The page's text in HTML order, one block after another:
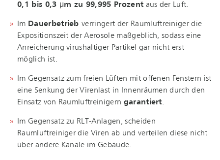
0,1 bis 0,3 μm zu 99,995 Prozent aus der Luft.
Im Dauerbetriebverringert der Raumluftreiniger die
Expositionszeit der Aerosole maßgeblich, sodass eine
Anreicherung virushaltiger Partikel gar nicht erst
möglich ist.
Im Gegensatz zum freien Lüften mit offenen Fenstern ist
eine Senkung der Virenlast in Innenräumen durch den
Einsatz von Raumluftreinigern garantiert.
Im Gegensatz zu RLT-Anlagen, scheiden
Raumluftreiniger die Viren ab und verteilen diese nicht
über andere Kanäle im Gebäude.